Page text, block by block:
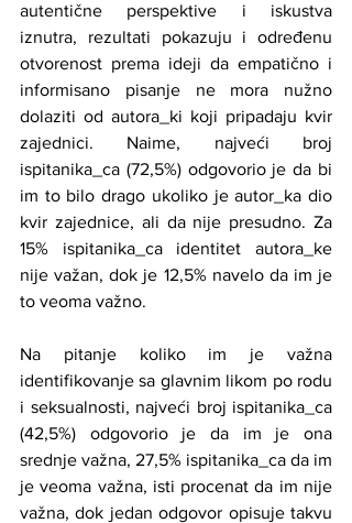
autentične perspektive i iskustva
iznutra, rezultati pokazuju i određenu
otvorenost prema ideji da empatično i
informisano pisanje ne mora nužno
dolaziti od autora_ki koji pripadaju kvir
zajednici. Naime, najveći broj
ispitanika_ca (72,5%) odgovorio je da bi
im to bilo drago ukoliko je autor_ka dio
kvir zajednice, ali da nije presudno. Za
15% ispitanika_ca identitet autora_ke
nije važan, dok je 12,5% navelo da im je
to veoma važno.
Na pitanje koliko im je važna
identifikovanje sa glavnim likom po rodu
i seksualnosti, najveći broj ispitanika_ca
(42,5%) odgovorio je da im je ona
srednje važna, 27,5% ispitanika_ca da im
je veoma važna, isti procenat da im nije
važna, dok jedan odgovor opisuje takvu